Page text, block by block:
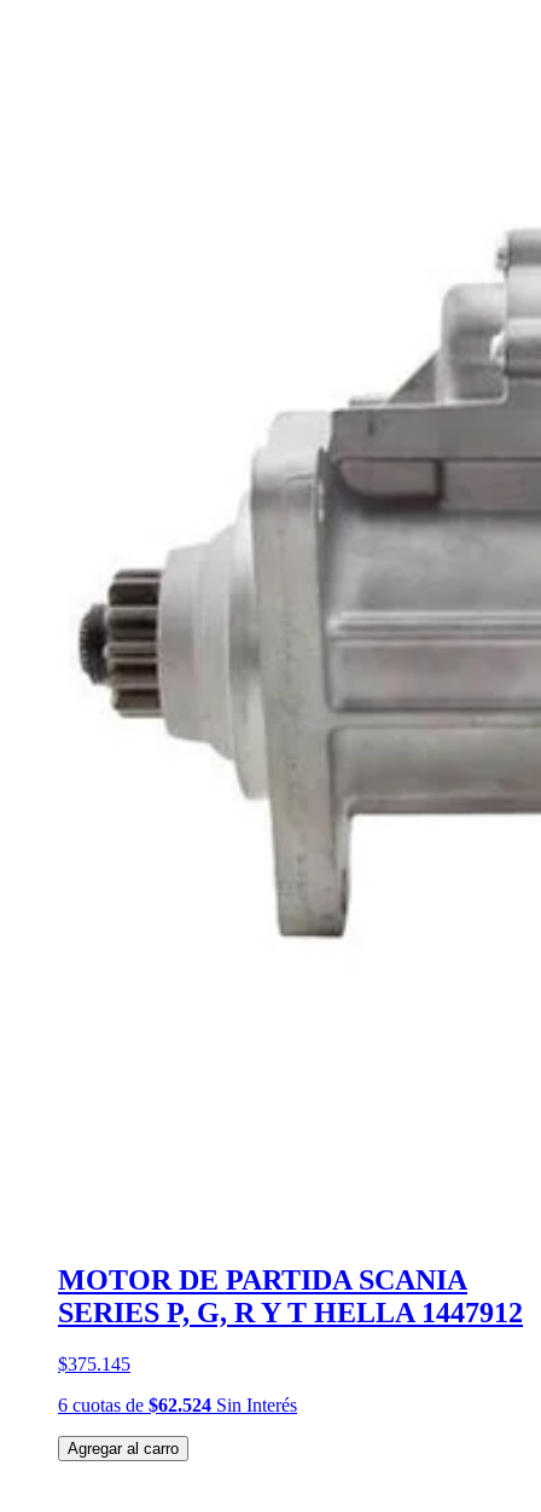
MOTOR DE PARTIDA SCANIA
SERIES P, G, R Y T HELLA 1447912
$375.145
6 cuotas de $62.524 Sin Interés
Agregar al carro